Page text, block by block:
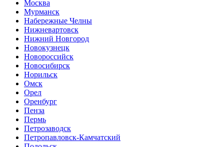
Москва
Мурманск
Набережные Челны
Нижневартовск
Нижний Новгород
Новокузнецк
Новороссийск
Новосибирск
Норильск
Омск
Орел
Оренбург
Пенза
Пермь
Петрозаводск
Петропавловск-Камчатский